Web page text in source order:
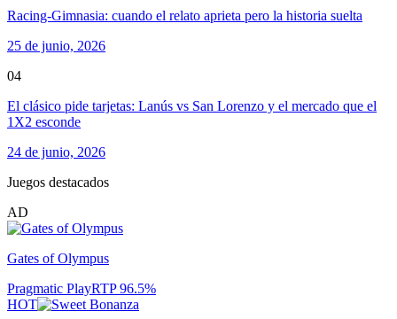
Racing-Gimnasia: cuando el relato aprieta pero la historia suelta
25 de junio, 2026
04
El clásico pide tarjetas: Lanús vs San Lorenzo y el mercado que el
1X2 esconde
24 de junio, 2026
Juegos destacados
AD
Gates of Olympus
Pragmatic PlayRTP96.5%
HOT